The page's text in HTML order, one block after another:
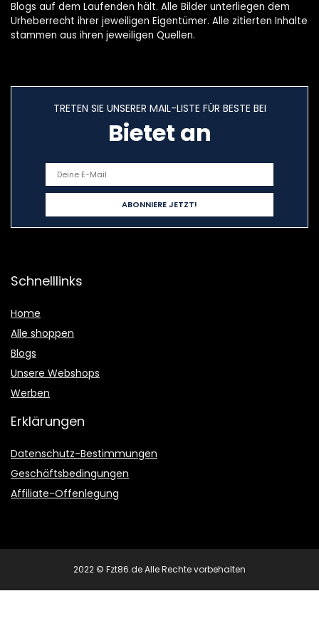
Blogs auf dem Laufenden hält. Alle Bilder unterliegen dem
Urheberrecht ihrer jeweiligen Eigentümer. Alle zitierten Inhalte
stammen aus ihren jeweiligen Quellen.
TRETEN SIE UNSERER MAIL-LISTE FÜR BESTE BEI
Bietet an
Schnelllinks
Home
Alle shoppen
Blogs
Unsere Webshops
Werben
Erklärungen
Datenschutz-Bestimmungen
Geschäftsbedingungen
Affiliate-Offenlegung
2022 © Fzt86.de Alle Rechte vorbehalten